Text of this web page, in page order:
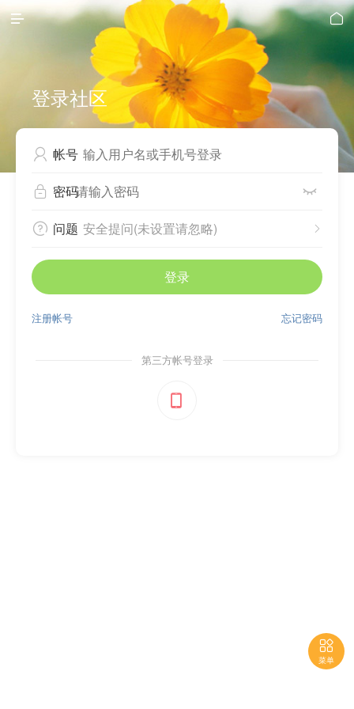
 
登录社区
 帐号
 密码 
 问题 
安全提问(未设置请忽略)
登录
忘记密码
注册帐号
第三方帐号登录


菜单